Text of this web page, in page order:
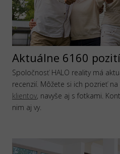
Aktuálne 6160
Spoločnosť HALO reality má
recenzií. Môžete si ich pozrieť
klientov, navyše aj s fotkami.
nim aj vy.